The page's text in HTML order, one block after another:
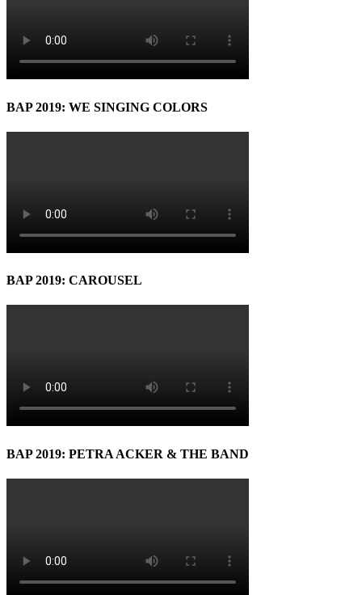
BAP 2019: WE SINGING COLORS
BAP 2019: CAROUSEL
BAP 2019: PETRA ACKER & THE BAND